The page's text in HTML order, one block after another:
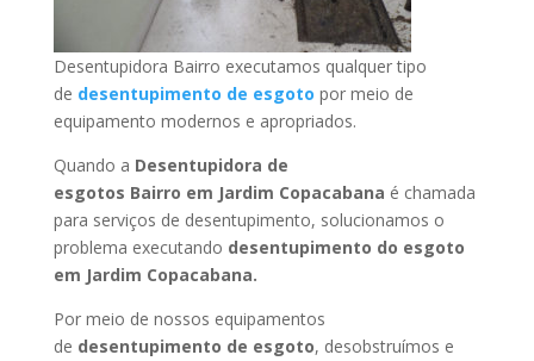
Desentupidora Bairro executamos qualquer tipo
de desentupimento de esgoto por meio de
equipamento modernos e apropriados.
Quando a Desentupidora de
esgotos Bairro em Jardim Copacabana é chamada
para serviços de desentupimento, solucionamos o
problema executando desentupimento do esgoto
em Jardim Copacabana.
Por meio de nossos equipamentos
de desentupimento de esgoto, desobstruímos e